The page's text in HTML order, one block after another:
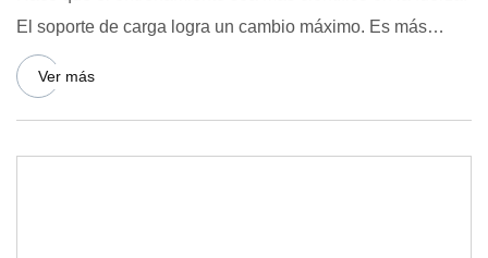
El soporte de carga logra un cambio máximo. Es más
razonabl
Ver más